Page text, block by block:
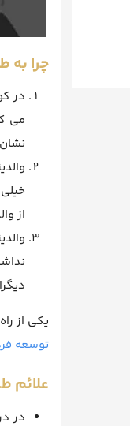
چرا به
در
می
از
یکی از
توسعه
علائم
در